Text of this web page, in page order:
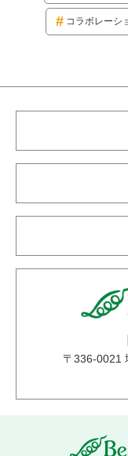
コラボレーシ
〒 336-0021